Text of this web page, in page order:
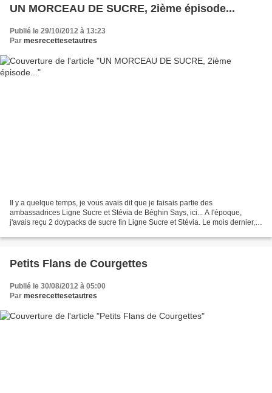
UN MORCEAU DE SUCRE, 2ième épisode...
Publié le 29/10/2012 à 13:23
Par mesrecettesetautres
Il y a quelque temps, je vous avais dit que je faisais partie des
ambassadrices Ligne Sucre et Stévia de Béghin Says, ici... A l'époque,
j'avais reçu 2 doypacks de sucre fin Ligne Sucre et Stévia. Le mois dernier,
Petits Flans de Courgettes
Publié le 30/08/2012 à 05:00
Par mesrecettesetautres